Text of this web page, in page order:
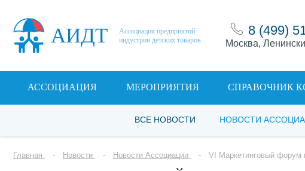
АИДТ
Ассоциация предприятий
индустрии детских товаров
8 (499)
Москва,
АССОЦИАЦИЯ МЕРОПРИЯТИЯ СПРАВОЧНИК
ВСЕ НОВОСТИ НОВОСТИ
Главная Новости Новости Ассоциации VI Маркетинговый форум